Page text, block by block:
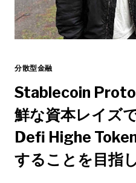
分散型金融
Stablecoin
鮮な資本レイズ
Defi Highe
することを目指